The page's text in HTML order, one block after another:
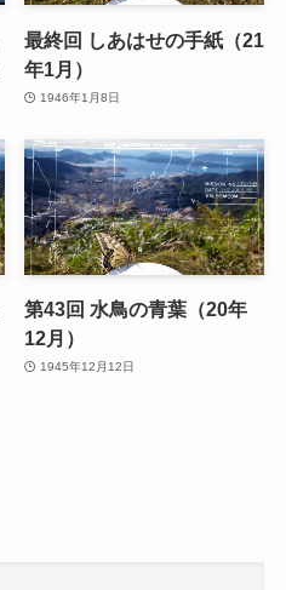
最終回 しあはせの手紙（21
年1月）
1946年1月8日
第43回 水鳥の青葉（20年
12月）
1945年12月12日